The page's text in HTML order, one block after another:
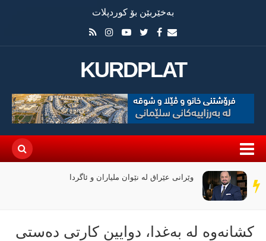
بەخێربێن بۆ کوردپلات
KURDPLAT
سەر
دێڕ
وێرانی عێراق لە نێوان ملیاران و ئاگردا
كشانه‌وه‌ له‌ به‌غدا، دوایین كارتی ده‌ستی